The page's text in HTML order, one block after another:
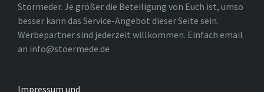
Störmeder. Je größer die Beteiligung von Euch ist, umso
besser kann das Service-Angebot dieser Seite sein.
Werbepartner sind jederzeit willkommen. Einfach email
an info@stoermede.de
Impressum und